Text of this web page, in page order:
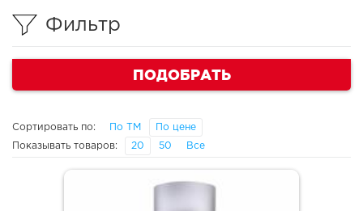
Фильтр
ПОДОБРАТЬ
Сортировать по: По ТМ По цене
Показывать товаров: 20 50 Все